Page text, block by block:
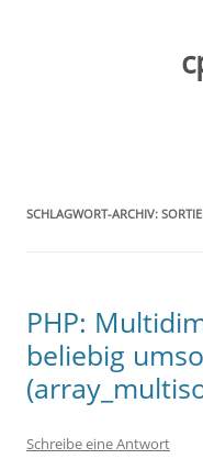
SCHLAGWORT-ARCHIV:
PHP:
beliebig
Schreibe eine Antwort